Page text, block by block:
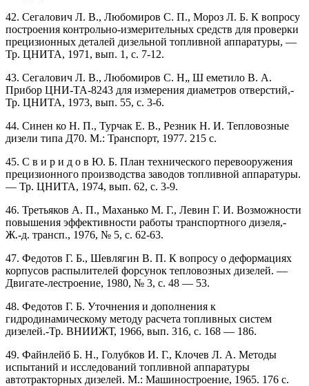
42. Сегалович Л. В., Любомиров С. П., Мороз Л. Б. К вопросу
построения контрольно-измерительных средств для проверки
прецизионных деталей дизельной топливной аппаратуры, —
Тр. ЦНИТА, 1971, вып. 1, с. 7-12.
43. Сегалович Л. В., Любомиров С. Н„ Ш еметило В. А.
Прибор ЦНИ-ТА-8243 для измерения диаметров отверстий,-
Тр. ЦНИТА, 1973, вып. 55, с. 3-6.
44. Синен ко Н. П., Турчак Е. В., Резник Н. И. Тепловозные
дизели типа Д70. М.: Транспорт, 1977. 215 с.
45. С в и р и д о в Ю. Б. План технического перевооружения
прецизионного производства заводов топливной аппаратуры.
— Тр. ЦНИТА, 1974, вып. 62, с. 3-9.
46. Третьяков А. П., Маханько М. Г., Левин Г. И. Возможности
повышения эффективности работы транспортного дизеля,-
Ж.-д. трансп., 1976, № 5, с. 62-63.
47. Федотов Г. Б., Шевлягин В. П. К вопросу о деформациях
корпусов распылителей форсунок тепловозных дизелей. —
Двигате-лестроение, 1980, № 3, с. 48 — 53.
48. Федотов Г. Б. Уточнения и дополнения к
гидродинамическому методу расчета топливных систем
дизелей.-Тр. ВНИИЖТ, 1966, вып. 316, с. 168 — 186.
49. Файнлейб Б. Н., Голубков И. Г., Клочев Л. А. Методы
испытаний и исследований топливной аппаратуры
автотракторных дизелей. М.: Машиностроение, 1965. 176 с.